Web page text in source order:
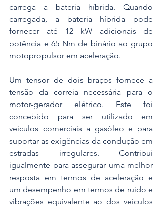
carrega a bateria híbrida. Quando
carregada, a bateria híbrida pode
fornecer até 12 kW adicionais de
potência e 65 Nm de binário ao grupo
motopropulsor em aceleração.
Um tensor de dois braços fornece a
tensão da correia necessária para o
motor-gerador elétrico. Este foi
concebido para ser utilizado em
veículos comerciais a gasóleo e para
suportar as exigências da condução em
estradas irregulares. Contribui
igualmente para assegurar uma melhor
resposta em termos de aceleração e
um desempenho em termos de ruído e
vibrações equivalente ao dos veículos